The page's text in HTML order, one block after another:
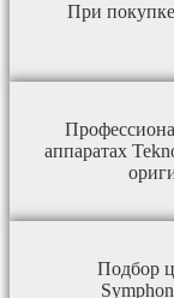
При покупке
аппаратах
Подбор